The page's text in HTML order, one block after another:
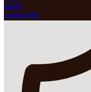
otázky
a odpovede